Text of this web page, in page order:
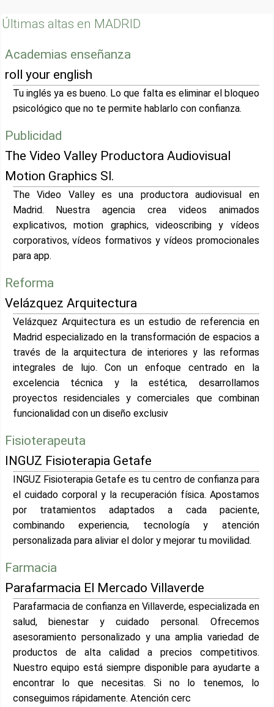
Últimas altas en MADRID
Academias enseñanza
roll your english
Tu inglés ya es bueno. Lo que falta es eliminar el bloqueo
psicológico que no te permite hablarlo con confianza.
Publicidad
The Video Valley Productora Audiovisual
Motion Graphics Sl.
The Video Valley es una productora audiovisual en
Madrid. Nuestra agencia crea videos animados
explicativos, motion graphics, videoscribing y vídeos
corporativos, vídeos formativos y vídeos promocionales
para app.
Reforma
Velázquez Arquitectura
Velázquez Arquitectura es un estudio de referencia en
Madrid especializado en la transformación de espacios a
través de la arquitectura de interiores y las reformas
integrales de lujo. Con un enfoque centrado en la
excelencia técnica y la estética, desarrollamos
proyectos residenciales y comerciales que combinan
funcionalidad con un diseño exclusiv
Fisioterapeuta
INGUZ Fisioterapia Getafe
INGUZ Fisioterapia Getafe es tu centro de confianza para
el cuidado corporal y la recuperación física. Apostamos
por tratamientos adaptados a cada paciente,
combinando experiencia, tecnología y atención
personalizada para aliviar el dolor y mejorar tu movilidad.
Farmacia
Parafarmacia El Mercado Villaverde
Parafarmacia de confianza en Villaverde, especializada en
salud, bienestar y cuidado personal. Ofrecemos
asesoramiento personalizado y una amplia variedad de
productos de alta calidad a precios competitivos.
Nuestro equipo está siempre disponible para ayudarte a
encontrar lo que necesitas. Si no lo tenemos, lo
conseguimos rápidamente. Atención cerc